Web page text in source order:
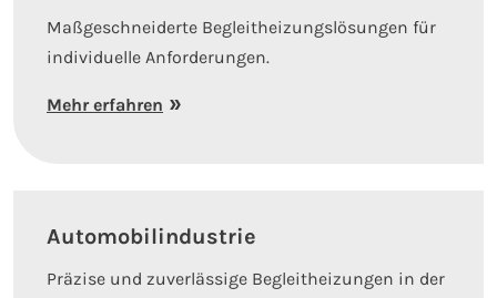
Maßgeschneiderte Begleitheizungslösungen für
individuelle Anforderungen.
Mehr erfahren
Automobilindustrie
Präzise und zuverlässige Begleitheizungen in der